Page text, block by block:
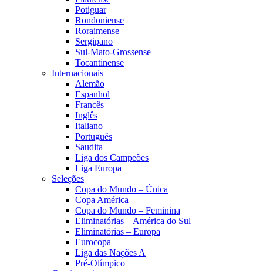
Potiguar
Rondoniense
Roraimense
Sergipano
Sul-Mato-Grossense
Tocantinense
Internacionais
Alemão
Espanhol
Francês
Inglês
Italiano
Português
Saudita
Liga dos Campeões
Liga Europa
Seleções
Copa do Mundo – Única
Copa América
Copa do Mundo – Feminina
Eliminatórias – América do Sul
Eliminatórias – Europa
Eurocopa
Liga das Nações A
Pré-Olímpico